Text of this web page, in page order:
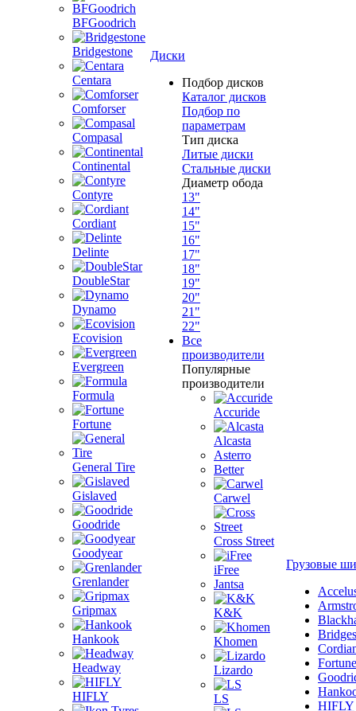
BFGoodrich
Bridgestone
Centara
Comforser
Compasal
Continental
Contyre
Cordiant
Delinte
DoubleStar
Dynamo
Ecovision
Evergreen
Formula
Fortune
General Tire
Gislaved
Goodride
Goodyear
Grenlander
Gripmax
Hankook
Headway
HIFLY
Диски
Подбор дисков
Каталог дисков
Подбор по
параметрам
Тип диска
Литые диски
Стальные диски
Диаметр обода
13"
14"
15"
16"
17"
18"
19"
20"
21"
22"
Все
производители
Популярные
производители
Accuride
Alcasta
Asterro
Better
Carwel
Cross Street
iFree
Jantsa
K&K
Khomen
Lizardo
LS
Грузовые
Fortune
HIFLY